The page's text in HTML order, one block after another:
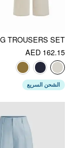
AED 162.15
الشحن السريع